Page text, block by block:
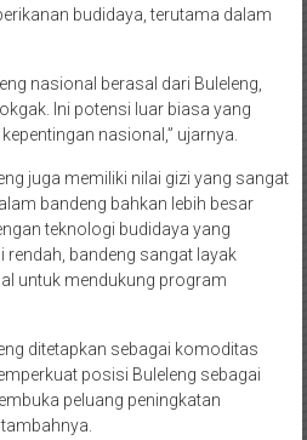
budidaya, terutama dalam
nasional berasal dari Buleleng,
Ini potensi luar biasa yang
nasional,” ujarnya.
juga memiliki nilai gizi yang sangat
bandeng bahkan lebih besar
teknologi budidaya yang
bandeng sangat layak
untuk mendukung program
ditetapkan sebagai komoditas
posisi Buleleng sebagai
peluang peningkatan